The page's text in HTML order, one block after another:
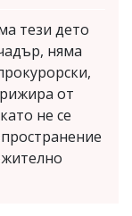
тези дето
няма
от
не се